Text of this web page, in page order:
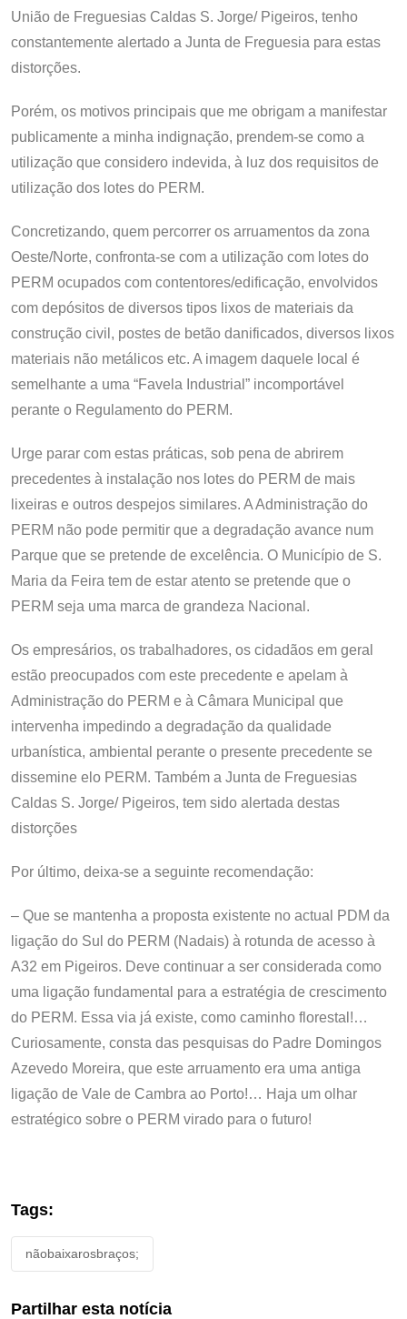
União de Freguesias Caldas S. Jorge/ Pigeiros, tenho
constantemente alertado a Junta de Freguesia para estas
distorções.
Porém, os motivos principais que me obrigam a manifestar
publicamente a minha indignação, prendem-se como a
utilização que considero indevida, à luz dos requisitos de
utilização dos lotes do PERM.
Concretizando, quem percorrer os arruamentos da zona
Oeste/Norte, confronta-se com a utilização com lotes do
PERM ocupados com contentores/edificação, envolvidos
com depósitos de diversos tipos lixos de materiais da
construção civil, postes de betão danificados, diversos lixos
materiais não metálicos etc. A imagem daquele local é
semelhante a uma “Favela Industrial” incomportável
perante o Regulamento do PERM.
Urge parar com estas práticas, sob pena de abrirem
precedentes à instalação nos lotes do PERM de mais
lixeiras e outros despejos similares. A Administração do
PERM não pode permitir que a degradação avance num
Parque que se pretende de excelência. O Município de S.
Maria da Feira tem de estar atento se pretende que o
PERM seja uma marca de grandeza Nacional.
Os empresários, os trabalhadores, os cidadãos em geral
estão preocupados com este precedente e apelam à
Administração do PERM e à Câmara Municipal que
intervenha impedindo a degradação da qualidade
urbanística, ambiental perante o presente precedente se
dissemine elo PERM. Também a Junta de Freguesias
Caldas S. Jorge/ Pigeiros, tem sido alertada destas
distorções
Por último, deixa-se a seguinte recomendação:
– Que se mantenha a proposta existente no actual PDM da
ligação do Sul do PERM (Nadais) à rotunda de acesso à
A32 em Pigeiros. Deve continuar a ser considerada como
uma ligação fundamental para a estratégia de crescimento
do PERM. Essa via já existe, como caminho florestal!…
Curiosamente, consta das pesquisas do Padre Domingos
Azevedo Moreira, que este arruamento era uma antiga
ligação de Vale de Cambra ao Porto!… Haja um olhar
estratégico sobre o PERM virado para o futuro!
Tags:
nãobaixarosbraços;
Partilhar esta notícia